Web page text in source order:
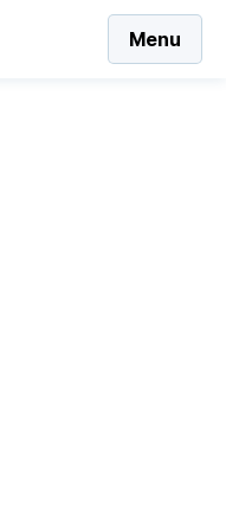
Menu